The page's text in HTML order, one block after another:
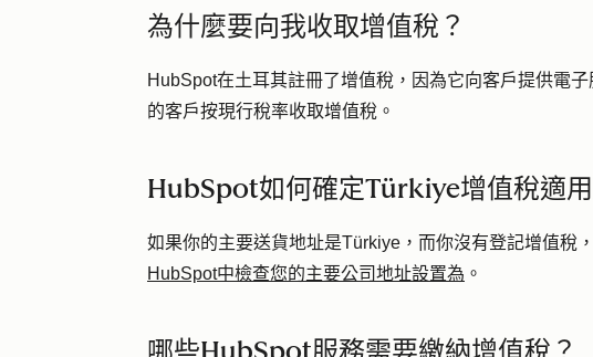
為什麼要向我收取增值稅？
HubSpot在土耳其註冊了增值稅，因為它向客戶提供電
的客戶按現行稅率收取增值稅。
HubSpot如何確定Türkiye增值稅適
如果你的主要送貨地址是Türkiye，而你沒有登記增值稅
HubSpot中檢查您的主要公司地址設置為 。